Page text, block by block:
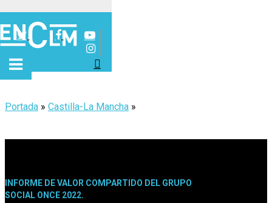
Presiona Intro para buscar o ESC para cerrar
Portada » Castilla-La Mancha »
INFORME DE VALOR COMPARTIDO DEL GRUPO
SOCIAL ONCE 2022.